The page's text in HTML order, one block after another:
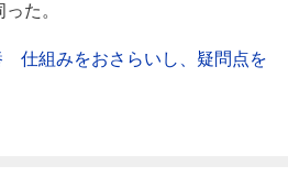
た。
仕組みをおさらいし、疑問点を